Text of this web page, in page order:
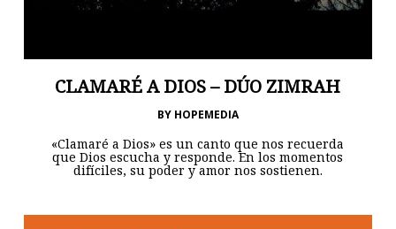
CLAMARÉ A DIOS – DÚO ZIMRAH
BY HOPEMEDIA
«Clamaré a Dios» es un canto que nos recuerda
que Dios escucha y responde. En los momentos
difíciles, su poder y amor nos sostienen.